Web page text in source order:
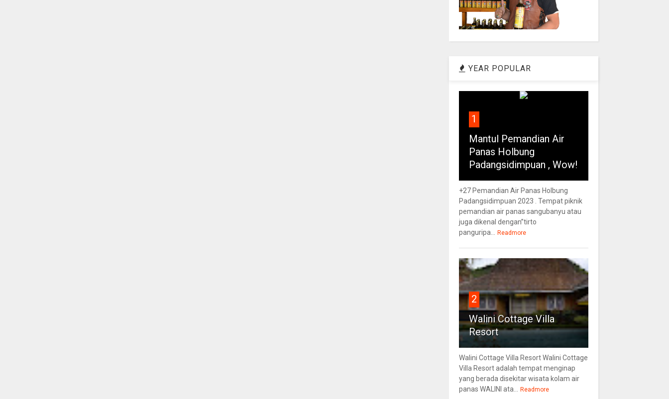
YEAR POPULAR
1
Mantul Pemandian Air
Panas Holbung
Padangsidimpuan , Wow!
+27 Pemandian Air Panas Holbung
Padangsidimpuan 2023 . Tempat piknik
pemandian air panas sangubanyu atau
juga dikenal dengan”tirto
panguripa... Readmore
2
Walini Cottage Villa
Resort
Walini Cottage Villa Resort Walini Cottage
Villa Resort adalah tempat menginap
yang berada disekitar wisata kolam air
panas WALINI ata... Readmore